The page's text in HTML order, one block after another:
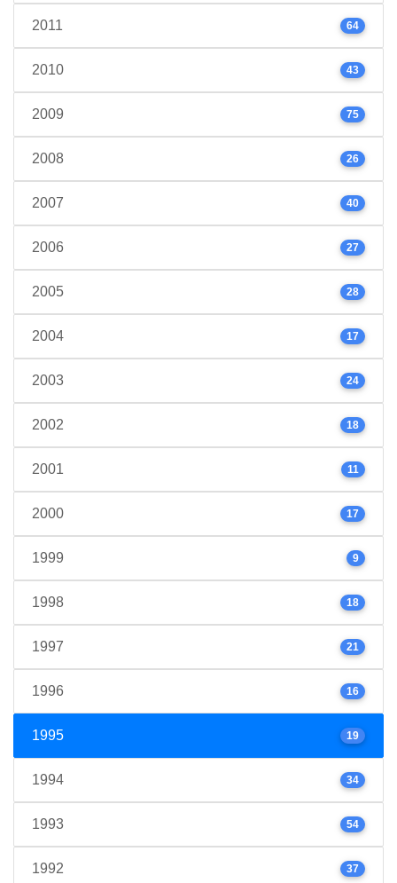
2011 64
2010 43
2009 75
2008 26
2007 40
2006 27
2005 28
2004 17
2003 24
2002 18
2001 11
2000 17
1999 9
1998 18
1997 21
1996 16
1995 19
1994 34
1993 54
1992 37